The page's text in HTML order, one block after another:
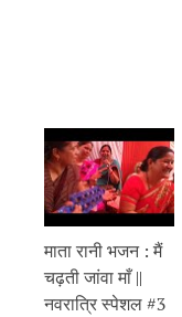
माता रानी भजन : मैं
चढ़ती जांवा माँ ||
नवरात्रि स्पेशल #3